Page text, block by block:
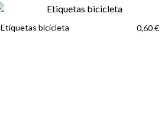
Etiquetas bicicleta 0,60 €